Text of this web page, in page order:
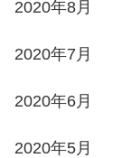
2020年8月
2020年7月
2020年6月
2020年5月